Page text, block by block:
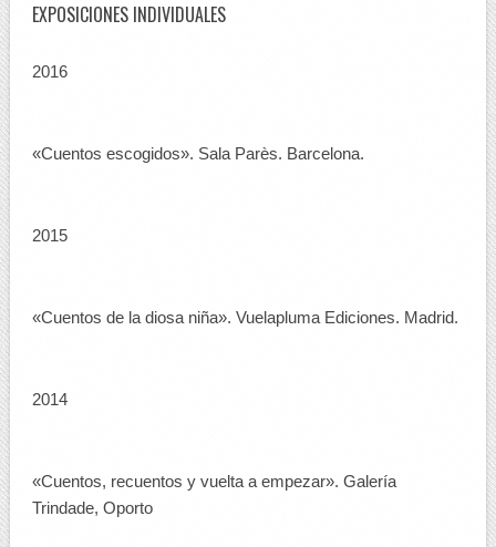
EXPOSICIONES INDIVIDUALES
2016
«Cuentos escogidos». Sala Parès. Barcelona.
2015
«Cuentos de la diosa niña». Vuelapluma Ediciones. Madrid.
2014
«Cuentos, recuentos y vuelta a empezar». Galería
Trindade, Oporto